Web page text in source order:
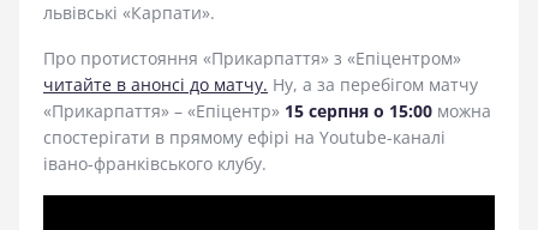
львівські «Карпати».
Про протистояння «Прикарпаття» з «Епіцентром»
читайте в анонсі до матчу. Ну, а за перебігом матчу
«Прикарпаття» – «Епіцентр» 15 серпня о 15:00 можна
спостерігати в прямому ефірі на Youtube-каналі
івано-франківського клубу.